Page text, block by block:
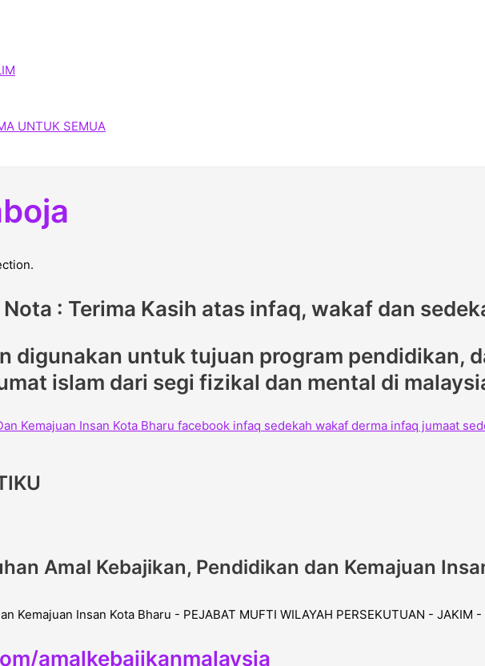
UNTUK SEMUA
Nota : Terima Kasih atas infaq, wakaf dan
digunakan untuk tujuan program pendidikan,
islam dari segi fizikal dan mental di
Amal Kebajikan, Pendidikan dan Kemajuan
amalkebajikanmalaysia